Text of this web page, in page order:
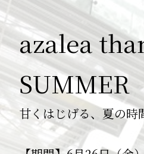
10月1日に
は40周年
川崎アゼリアは2026年
40周年を迎えます。
これまで支えてくだ
azalea
SUMMER
甘くはじげる、夏の時
川崎アゼリ
川崎アゼリアで働いて
JR川崎駅・京急川崎
休業日の
日頃より、アゼリア
ございます。
8月24日（月）全店休
川崎アゼリ
ご案内
川崎アゼリアの最新
ご覧いただけます！
アゼリア
規会員募
入会金・年会費無料！
【重要】
知らせ
日頃より当駐車場をご
うございます。
天候の急変時にはお
予告なく即時閉鎖い